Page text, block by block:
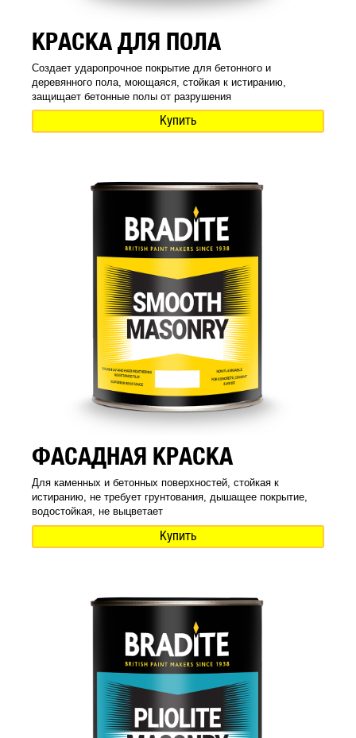
КРАСКА ДЛЯ ПОЛА
Создает ударопрочное покрытие для бетонного и
деревянного пола, моющаяся, стойкая к истиранию,
защищает бетонные полы от разрушения
Купить
ФАСАДНАЯ КРАСКА
Для каменных и бетонных поверхностей, стойкая к
истиранию, не требует грунтования, дышащее покрытие,
водостойкая, не выцветает
Купить